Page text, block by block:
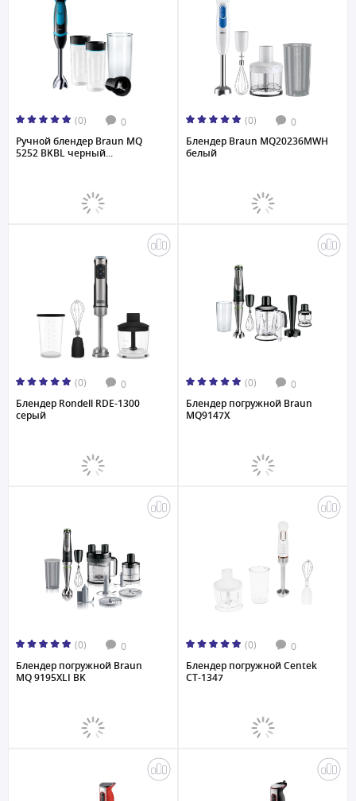
(0) 0
Ручной блендер Braun MQ
5252 BKBL черный...
(0) 0
Блендер Braun MQ20236MWH
белый
(0) 0
Блендер Rondell RDE-1300
серый
(0) 0
Блендер погружной Braun
MQ9147X
(0) 0
Блендер погружной Braun
MQ 9195XLI BK
(0) 0
Блендер погружной Centek
CT-1347